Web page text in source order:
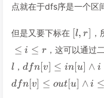
点就在于dfs序是一个区
但是又要下标在 [l,r]
[l, r]
≤ i ≤ r ，这可以通过
l ，dfn[v]\le
in[u]\wedge
i\le r
dfn [v ≤ in [u ∧ i
dfn[ v ≤ out[ u] ∧ i ≤